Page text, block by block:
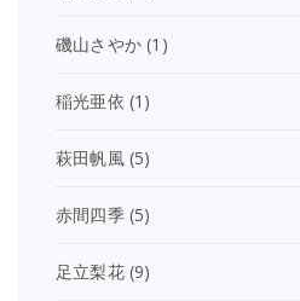
磯山さやか (1)
稲光亜依 (1)
萩田帆風(5)
赤間四季(5)
足立梨花(9)